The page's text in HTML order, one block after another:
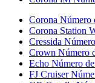
Corona Número
Corona Station
Cressida
Crown Número
Echo Número
FJ Cruiser